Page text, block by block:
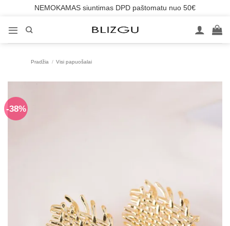
NEMOKAMAS siuntimas DPD paštomatu nuo 50€
content
Pradžia / Visi papuošalai
-38%